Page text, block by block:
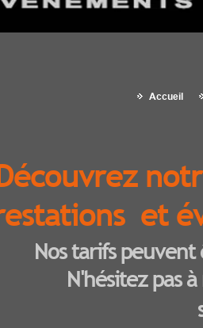
Accueil
et
Nos tarifs
N'hésitez pas